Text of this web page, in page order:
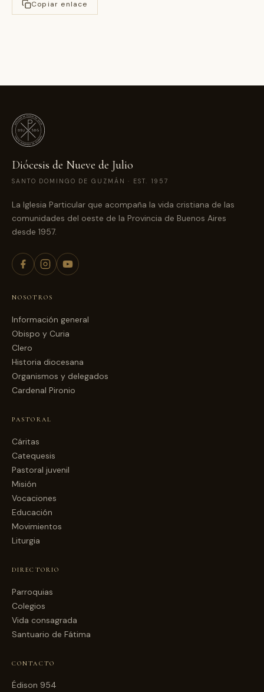
Copiar enlace
Diócesis de Nueve de Julio
SANTO DOMINGO DE GUZMÁN · EST. 1957
La Iglesia Particular que acompaña la vida cristiana de las
comunidades del oeste de la Provincia de Buenos Aires
desde 1957.
NOSOTROS
Información general
Obispo y Curia
Clero
Historia diocesana
Organismos y delegados
Cardenal Pironio
PASTORAL
Cáritas
Catequesis
Pastoral juvenil
Misión
Vocaciones
Educación
Movimientos
Liturgia
DIRECTORIO
Parroquias
Colegios
Vida consagrada
Santuario de Fátima
CONTACTO
Édison 954